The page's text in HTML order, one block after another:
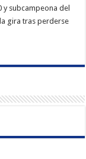
y subcampeona del
gira tras perderse